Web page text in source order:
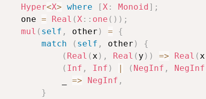
Hyper<X> where [X : Monoid] ;
    one
= Real (X :: one ( ) ) ;
mul ( self , other ) =
{
match
( self , other )
{
( Real (x ) , Real ( y ) ) => Real (x
( Inf , Inf ) | ( NegInf , NegInf
=> NegInf ,
}